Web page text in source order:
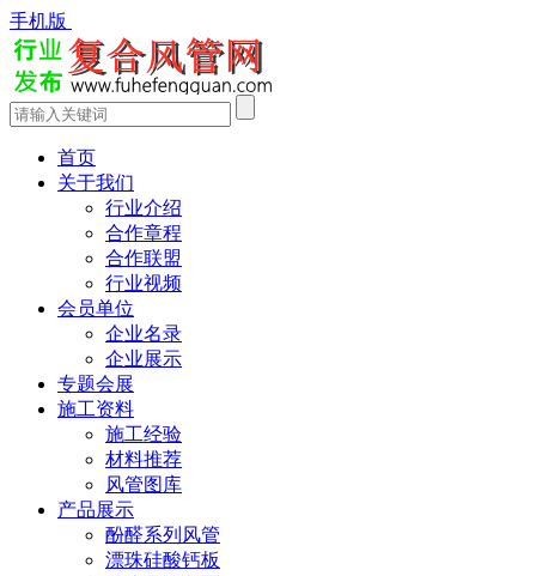
手机版
首页
关于我们
行业介绍
合作章程
合作联盟
行业视频
会员单位
企业名录
企业展示
专题会展
施工资料
施工经验
材料推荐
风管图库
产品展示
酚醛系列风管
漂珠硅酸钙板